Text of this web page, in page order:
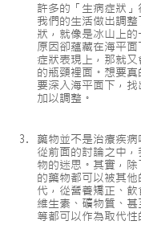
許多的「生病症狀
我們的生活做出調
狀，就像是冰山上
原因卻蘊藏在海平
症狀表現上，那就
的瓶頸裡面。想要
要深入海平面下，
加以調整。
藥物並不是治療疾
從前面的討論之中
物的迷思。其實，
的藥物都可以被其
代，從營養矯正、飲
維生素、礦物質、
等都可以作為取代性